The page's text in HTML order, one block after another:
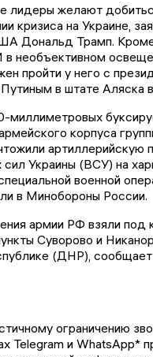
лидеры желают
кризиса на Украине,
Дональд Трамп.
необъективном
пройти у него с
в штате Аляска в
миллиметровых
корпуса
артиллерийскую
Украины (ВСУ) на
военной
в Минобороны России.
армии РФ взяли под
Суворово и
(ДНР),
ограничению
Telegram и WhatsApp*